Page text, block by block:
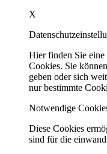
X
Hier finden Sie eine
Cookies. Sie
geben oder sich
nur bestimmte
Notwendige
Diese Cookies
sind für die